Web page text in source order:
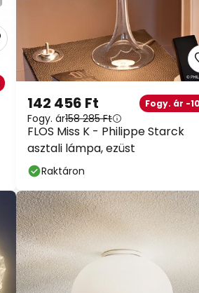
FLOS Miss K - Philippe Starck
asztali lámpa, ezüst
142 456 Ft Fogy. ár -
Fogy. ár158 285 Ft
Raktáron